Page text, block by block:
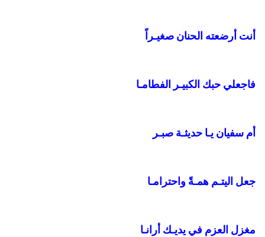
أنت أرضعته الحنان صغيـراً
فاجعلي حبك الكبيـر الفطامـا
أم سفيان يـا حديثـة صبـر
جعل اليتـم همـةً واحترامـا
مغزل العزم في يديـك أرانـا